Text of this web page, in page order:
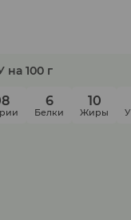
100 г
6
Белки
10
Жиры